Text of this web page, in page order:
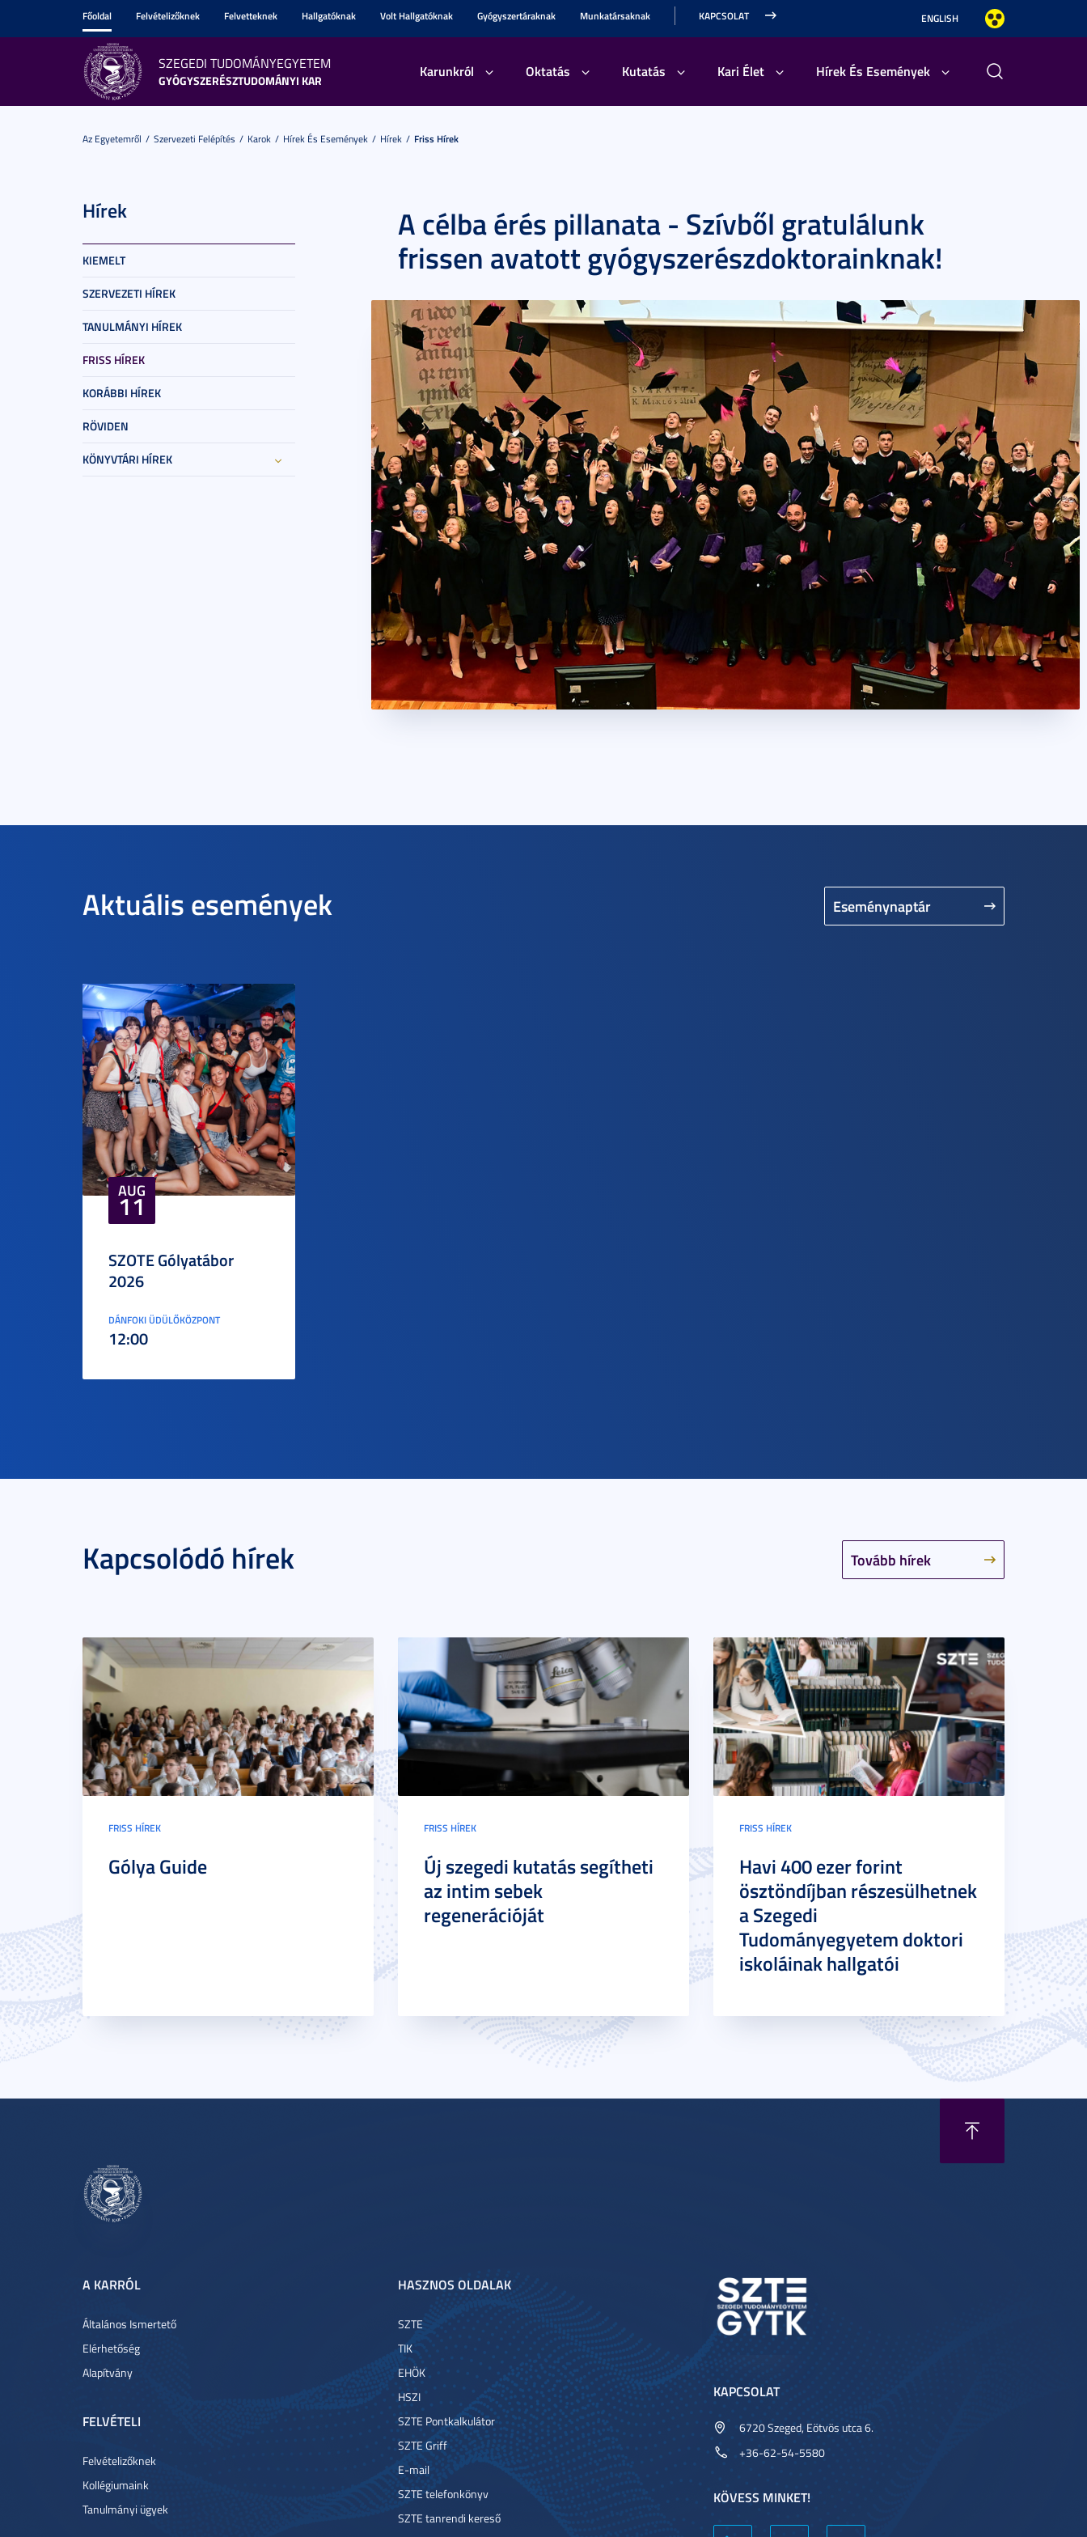
Főoldal Felvételizőknek Felvetteknek Hallgatóknak Volt Hallgatóknak Gyógyszertáraknak Munkatársaknak KAPCSOLAT ENGLISH
SZEGEDI TUDOMÁNYEGYETEM
GYÓGYSZERÉSZTUDOMÁNYI KAR Karunkról Oktatás Kutatás Kari Élet Hírek És Események
Az Egyetemről Szervezeti Felépítés Karok Hírek És Események Hírek Friss Hírek
Hírek
KIEMELT
SZERVEZETI HÍREK
TANULMÁNYI HÍREK
FRISS HÍREK
KORÁBBI HÍREK
RÖVIDEN
KÖNYVTÁRI HÍREK
A célba érés pillanata - Szívből gratulálunk
frissen avatott gyógyszerészdoktorainknak!
Aktuális események Eseménynaptár
AUG
11
SZOTE Gólyatábor
2026
DÁNFOKI ÜDÜLŐKÖZPONT
12:00
Kapcsolódó hírek Tovább hírek
FRISS HÍREK
Gólya Guide
FRISS HÍREK
Új szegedi kutatás segítheti
az intim sebek
regenerációját
FRISS HÍREK
Havi 400 ezer forint
ösztöndíjban részesülhetnek
a Szegedi
Tudományegyetem doktori
iskoláinak hallgatói
A KARRÓL
Általános Ismertető
Elérhetőség
Alapítvány
FELVÉTELI
Felvételizőknek
Kollégiumaink
Tanulmányi ügyek
HASZNOS OLDALAK
SZTE
TIK
EHÖK
HSZI
SZTE Pontkalkulátor
SZTE Griff
E-mail
SZTE telefonkönyv
SZTE tanrendi kereső
KAPCSOLAT
6720 Szeged, Eötvös utca 6.
+36-62-54-5580
KÖVESS MINKET!